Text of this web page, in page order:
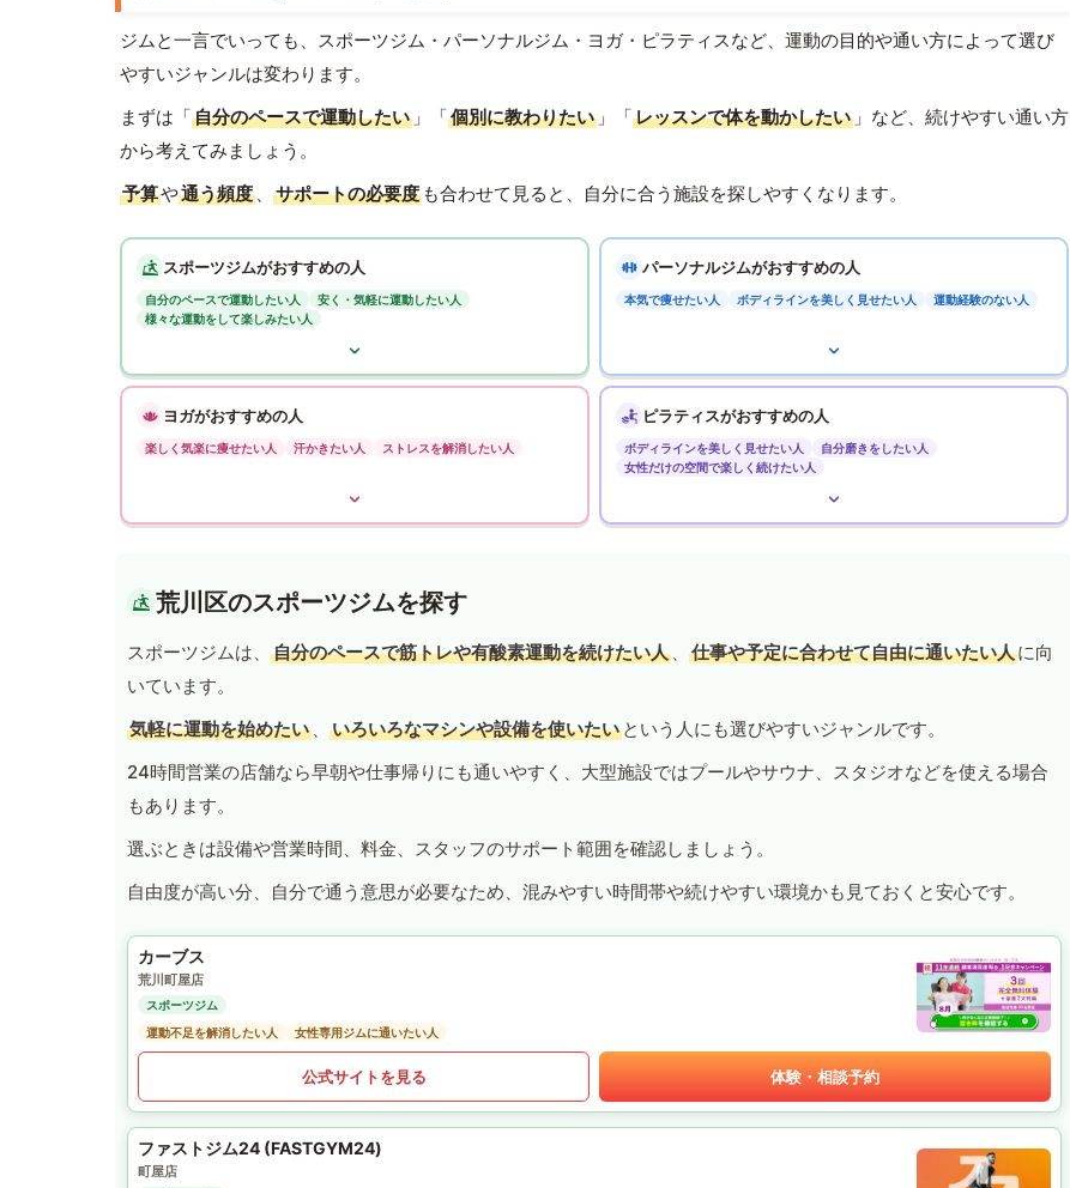
ジムと一言でいっても、スポーツジム・パーソナルジム・ヨガ・ピラティスなど、運動の目的や通い方によって選び
やすいジャンルは変わります。
まずは「自分のペースで運動したい 」「個別に教わりたい 」「レッスンで体を動かしたい 」など、続けやすい通い方
から考えてみましょう。
予算や通う頻度 、 サポートの必要度 も合わせて見ると、自分に合う施設を探しやすくなります。
スポーツジムがおすすめの人
自分のペースで運動したい人
安く・気軽に運動したい人
様々な運動をして楽しみたい人
パーソナルジムがおすすめの人
本気で痩せたい人 ボディラインを美しく見せたい人 運動経験のない人
ヨガがおすすめの人
楽しく気楽に痩せたい人 汗かきたい人 ストレスを解消したい人
ピラティスがおすすめの人
ボディラインを美しく見せたい人
自分磨きをしたい人
女性だけの空間で楽しく続けたい人
荒川区のスポーツジムを探す
スポーツジムは、 自分のペースで筋トレや有酸素運動を続けたい人 、 仕事や予定に合わせて自由に通いたい人に向
いています。
気軽に運動を始めたい 、 いろいろなマシンや設備を使いたい という人にも選びやすいジャンルです。
24時間営業の店舗なら早朝や仕事帰りにも通いやすく、大型施設ではプールやサウナ、スタジオなどを使える場合
もあります。
選ぶときは設備や営業時間、料金、スタッフのサポート範囲を確認しましょう。
自由度が高い分、自分で通う意思が必要なため、混みやすい時間帯や続けやすい環境かも見ておくと安心です。
カーブス
荒川町屋店
スポーツジム
運動不足を解消したい人
女性専用ジムに通いたい人
公式サイトを見る 体験・相談予約
ファストジム24 (FASTGYM24)
町屋店